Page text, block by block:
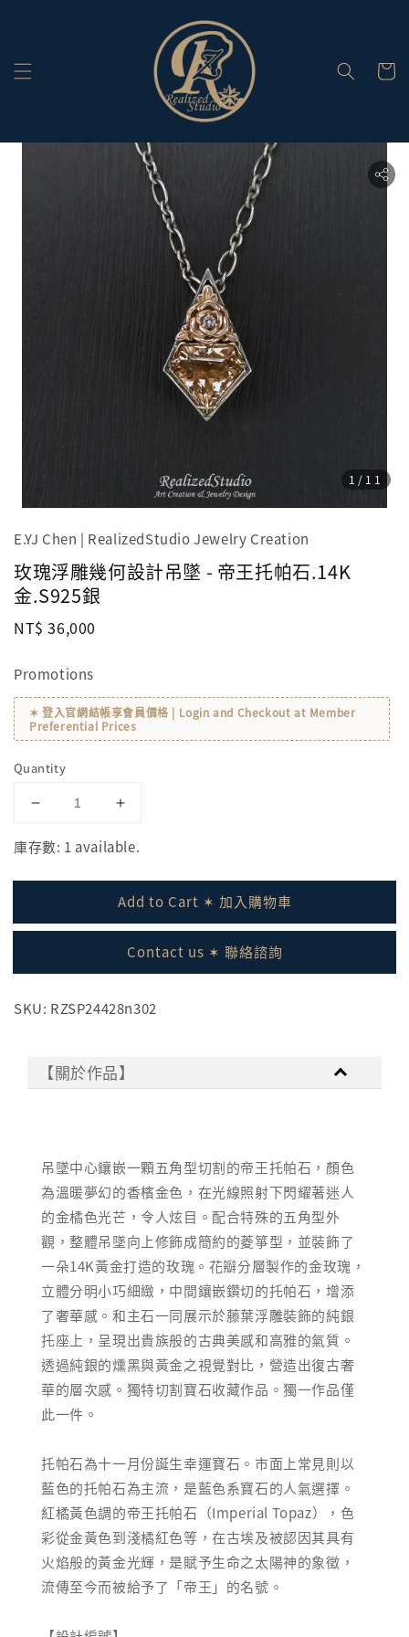
1 /11
E.YJ Chen | RealizedStudio Jewelry Creation
玫瑰浮雕幾何設計吊墜 - 帝王托帕石.14K
金.S925銀
Regular
NT$ 36,000
Promotions
✶ 登入官網結帳享會員價格 | Login and Checkout at Member
Preferential Prices
Quantity
庫存數: 1 available.
Add to Cart ✶ 加入購物車
Contact us ✶ 聯絡諮詢
SKU: RZSP24428n302
【關於作品】
吊墜中心鑲嵌一顆五角型切割的帝王托帕石，顏色
為溫暖夢幻的香檳金色，在光線照射下閃耀著迷人
的金橘色光芒，令人炫目。配合特殊的五角型外
觀，整體吊墜向上修飾成簡約的菱箏型，並裝飾了
一朵14K黃金打造的玫瑰。花瓣分層製作的金玫瑰，
立體分明小巧細緻，中間鑲嵌鑽切的托帕石，增添
了奢華感。和主石一同展示於藤葉浮雕裝飾的純銀
托座上，呈現出貴族般的古典美感和高雅的氣質。
透過純銀的燻黑與黃金之視覺對比，營造出復古奢
華的層次感。獨特切割寶石收藏作品。獨一作品僅
此一件。
托帕石為十一月份誕生幸運寶石。市面上常見則以
藍色的托帕石為主流，是藍色系寶石的人氣選擇。
紅橘黃色調的帝王托帕石（Imperial Topaz），色
彩從金黃色到淺橘紅色等，在古埃及被認因其具有
火焰般的黃金光輝，是賦予生命之太陽神的象徵，
流傳至今而被給予了「帝王」的名號。